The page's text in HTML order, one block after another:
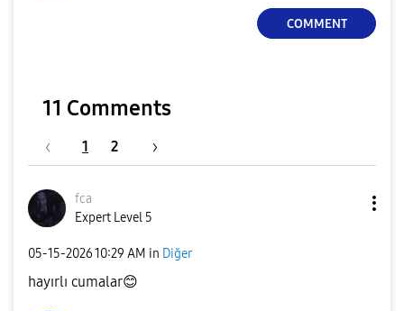
COMMENT
11 Comments
1 2
fca
Expert Level 5
‎05-15-202610:29 AM in Diğer
hayırlı cumalar😊